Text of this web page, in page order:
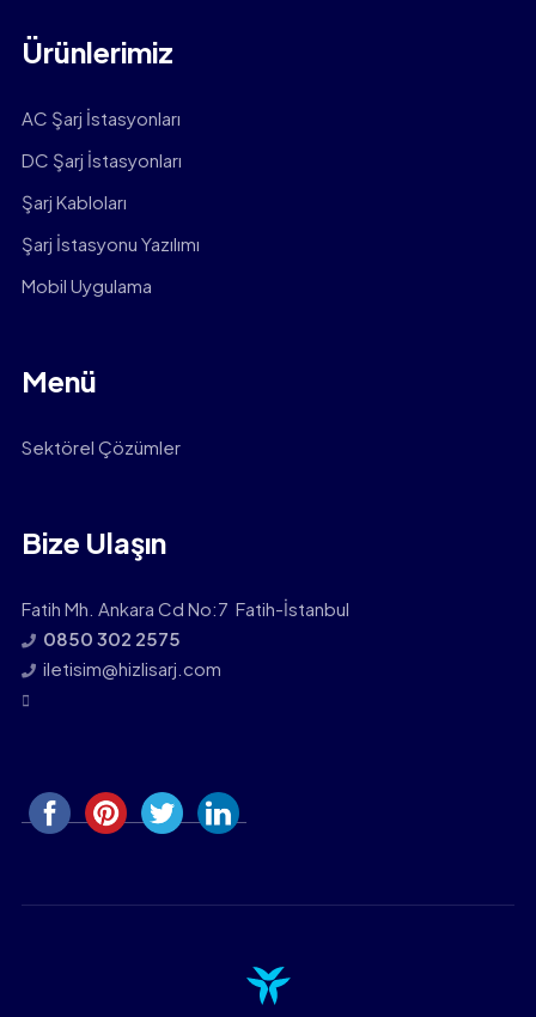
Ürünlerimiz
AC Şarj İstasyonları
DC Şarj İstasyonları
Şarj Kabloları
Şarj İstasyonu Yazılımı
Mobil Uygulama
Menü
Sektörel Çözümler
Bize Ulaşın
Fatih Mh. Ankara Cd No:7 Fatih-İstanbul
0850 302 2575
iletisim@hizlisarj.com